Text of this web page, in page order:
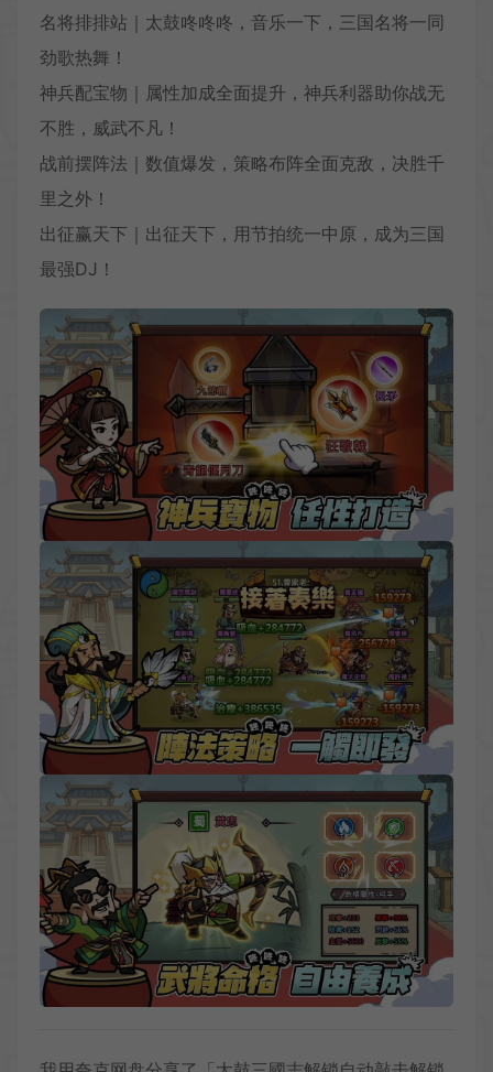
名将排排站｜太鼓咚咚咚，音乐一下，三国名将一同
劲歌热舞！
神兵配宝物｜属性加成全面提升，神兵利器助你战无
不胜，威武不凡！
战前摆阵法｜数值爆发，策略布阵全面克敌，决胜千
里之外！
出征赢天下｜出征天下，用节拍统一中原，成为三国
最强DJ！